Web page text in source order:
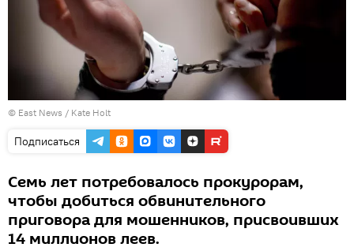
© East News / Kate Holt
Подписаться
Семь лет потребовалось прокурорам,
чтобы добиться обвинительного
приговора для мошенников, присвоивших
14 миллионов леев.